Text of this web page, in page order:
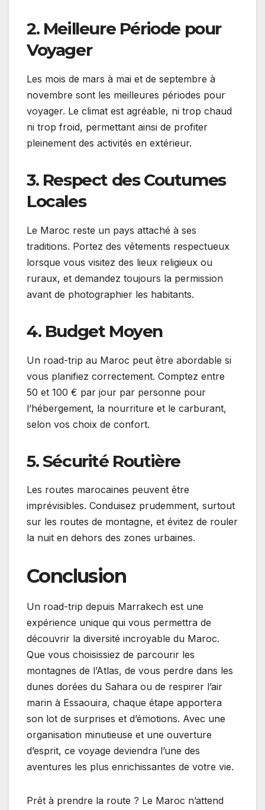
2. Meilleure Période pour
Voyager
Les mois de mars à mai et de septembre à
novembre sont les meilleures périodes pour
voyager. Le climat est agréable, ni trop chaud
ni trop froid, permettant ainsi de profiter
pleinement des activités en extérieur.
3. Respect des Coutumes
Locales
Le Maroc reste un pays attaché à ses
traditions. Portez des vêtements respectueux
lorsque vous visitez des lieux religieux ou
ruraux, et demandez toujours la permission
avant de photographier les habitants.
4. Budget Moyen
Un road-trip au Maroc peut être abordable si
vous planifiez correctement. Comptez entre
50 et 100 € par jour par personne pour
l’hébergement, la nourriture et le carburant,
selon vos choix de confort.
5. Sécurité Routière
Les routes marocaines peuvent être
imprévisibles. Conduisez prudemment, surtout
sur les routes de montagne, et évitez de rouler
la nuit en dehors des zones urbaines.
Conclusion
Un road-trip depuis Marrakech est une
expérience unique qui vous permettra de
découvrir la diversité incroyable du Maroc.
Que vous choisissiez de parcourir les
montagnes de l’Atlas, de vous perdre dans les
dunes dorées du Sahara ou de respirer l’air
marin à Essaouira, chaque étape apportera
son lot de surprises et d’émotions. Avec une
organisation minutieuse et une ouverture
d’esprit, ce voyage deviendra l’une des
aventures les plus enrichissantes de votre vie.
Prêt à prendre la route ? Le Maroc n’attend